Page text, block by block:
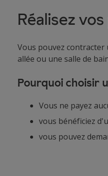
Réalisez
Vous pouvez
allée ou une salle de
Pourquoi choisir
Vous ne payez
vous bénéficiez
vous pouvez